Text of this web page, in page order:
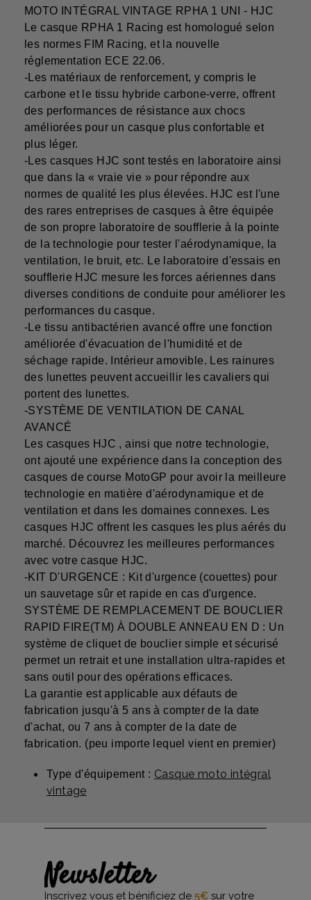
MOTO INTÉGRAL VINTAGE RPHA 1 UNI - HJC
Le casque RPHA 1 Racing est homologué selon
les normes FIM Racing, et la nouvelle
réglementation ECE 22.06.
-Les matériaux de renforcement, y compris le
carbone et le tissu hybride carbone-verre, offrent
des performances de résistance aux chocs
améliorées pour un casque plus confortable et
plus léger.
-Les casques HJC sont testés en laboratoire ainsi
que dans la « vraie vie » pour répondre aux
normes de qualité les plus élevées. HJC est l'une
des rares entreprises de casques à être équipée
de son propre laboratoire de soufflerie à la pointe
de la technologie pour tester l'aérodynamique, la
ventilation, le bruit, etc. Le laboratoire d'essais en
soufflerie HJC mesure les forces aériennes dans
diverses conditions de conduite pour améliorer les
performances du casque.
-Le tissu antibactérien avancé offre une fonction
améliorée d'évacuation de l'humidité et de
séchage rapide. Intérieur amovible. Les rainures
des lunettes peuvent accueillir les cavaliers qui
portent des lunettes.
-SYSTÈME DE VENTILATION DE CANAL
AVANCÉ
Les casques HJC , ainsi que notre technologie,
ont ajouté une expérience dans la conception des
casques de course MotoGP pour avoir la meilleure
technologie en matière d'aérodynamique et de
ventilation et dans les domaines connexes. Les
casques HJC offrent les casques les plus aérés du
marché. Découvrez les meilleures performances
avec votre casque HJC.
-KIT D'URGENCE : Kit d'urgence (couettes) pour
un sauvetage sûr et rapide en cas d'urgence.
SYSTÈME DE REMPLACEMENT DE BOUCLIER
RAPID FIRE(TM) À DOUBLE ANNEAU EN D : Un
système de cliquet de bouclier simple et sécurisé
permet un retrait et une installation ultra-rapides et
sans outil pour des opérations efficaces.
La garantie est applicable aux défauts de
fabrication jusqu'à 5 ans à compter de la date
d'achat, ou 7 ans à compter de la date de
fabrication. (peu importe lequel vient en premier)
Type d'équipement : Casque moto intégral
vintage
Newsletter
Inscrivez vous et bénificiez de 5€ sur votre